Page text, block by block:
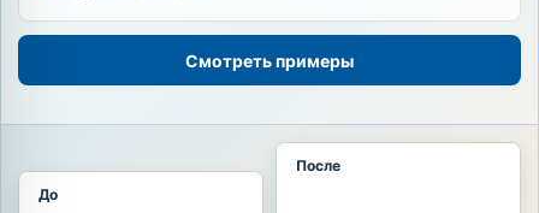
Смотреть примеры
До
После